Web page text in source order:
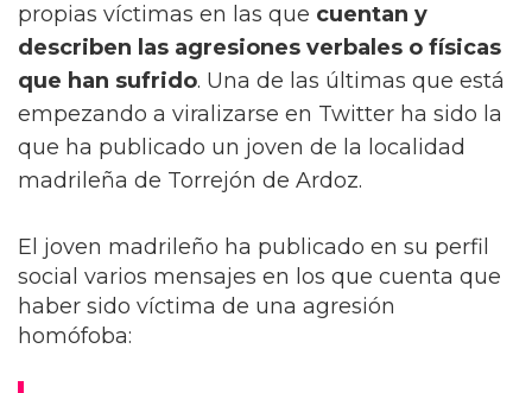
propias víctimas en las que cuentan y
describen las agresiones verbales o físicas
que han sufrido. Una de las últimas que está
empezando a viralizarse en Twitter ha sido la
que ha publicado un joven de la localidad
madrileña de Torrejón de Ardoz.
El joven madrileño ha publicado en su perfil
social varios mensajes en los que cuenta que
haber sido víctima de una agresión
homófoba: